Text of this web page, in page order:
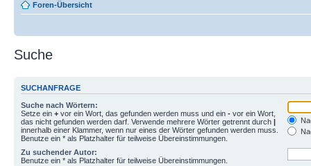
Foren-Übersicht
Suche
SUCHANFRAGE
Suche nach Wörtern:
Setze ein + vor ein Wort, das gefunden werden muss und ein - vor ein Wort,
das nicht gefunden werden darf. Verwende mehrere Wörter getrennt durch |
innerhalb einer Klammer, wenn nur eines der Wörter gefunden werden muss.
Benutze ein * als Platzhalter für teilweise Übereinstimmungen.
Zu suchender Autor:
Benutze ein * als Platzhalter für teilweise Übereinstimmungen.